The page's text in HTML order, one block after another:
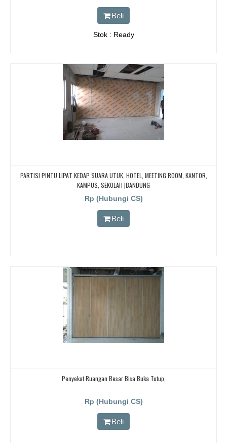
Beli
Stok : Ready
PARTISI PINTU LIPAT KEDAP SUARA UTUK, HOTEL, MEETING ROOM, KANTOR,
KAMPUS, SEKOLAH |BANDUNG
Rp (Hubungi CS)
Beli
Penyekat Ruangan Besar Bisa Buka Tutup,
Rp (Hubungi CS)
Beli